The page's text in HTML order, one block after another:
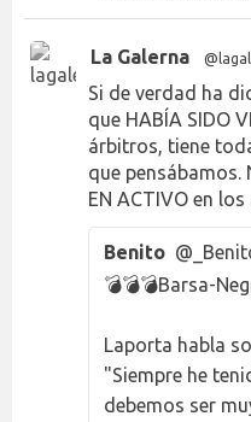
La Galerna
Si de verdad ha
que HABÍA SIDO
árbitros, tiene
que pensábamos.
EN ACTIVO en
Benito
💣💣💣Barsa-
Laporta habla
"Siempre he
debemos ser